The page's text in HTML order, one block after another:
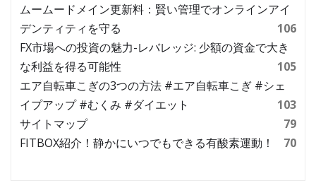
ムームードメイン更新料：賢い管理でオンラインアイ
デンティティを守る
106
FX市場への投資の魅力-レバレッジ: 少額の資金で大き
な利益を得る可能性
105
エア自転車こぎの3つの方法 #エア自転車こぎ #シェ
イプアップ #むくみ #ダイエット
103
サイトマップ
79
FITBOX紹介！静かにいつでもできる有酸素運動！
70